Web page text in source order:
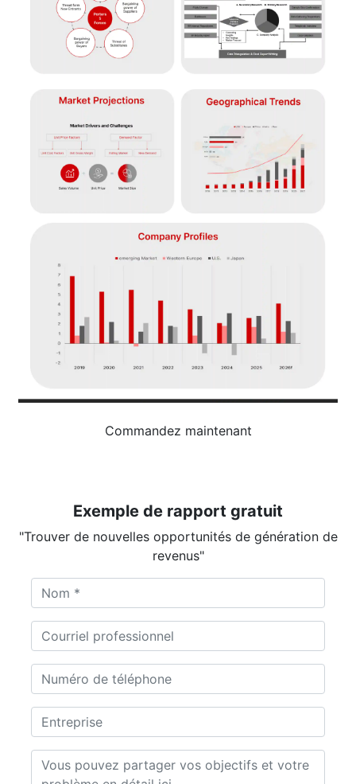
Commandez maintenant
Exemple de rapport gratuit
"Trouver de nouvelles opportunités de génération de
revenus"